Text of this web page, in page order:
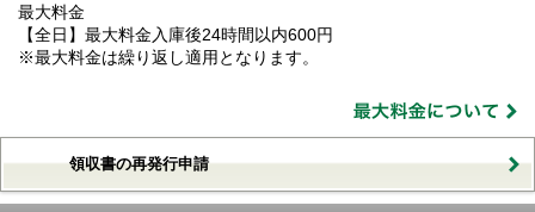
最大料金
【全日】最大料金入庫後24時間以内600円
※最大料金は繰り返し適用となります。
領収書の再発行申請